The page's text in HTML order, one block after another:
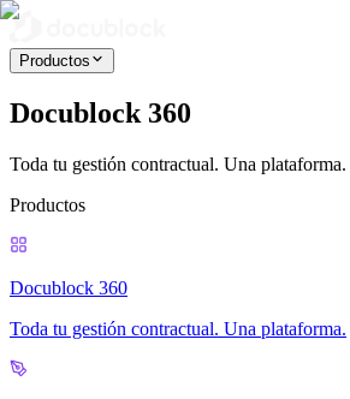
Productos
Docublock 360
Toda tu gestión contractual. Una plataforma.
Productos
Docublock 360
Toda tu gestión contractual. Una plataforma.